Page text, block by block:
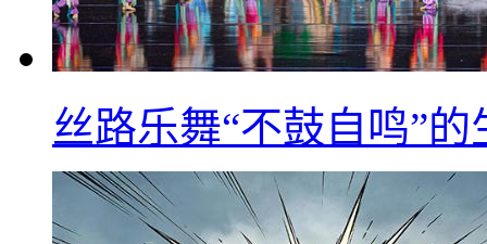
丝路乐舞“不鼓自鸣”